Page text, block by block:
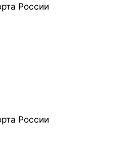
России
России